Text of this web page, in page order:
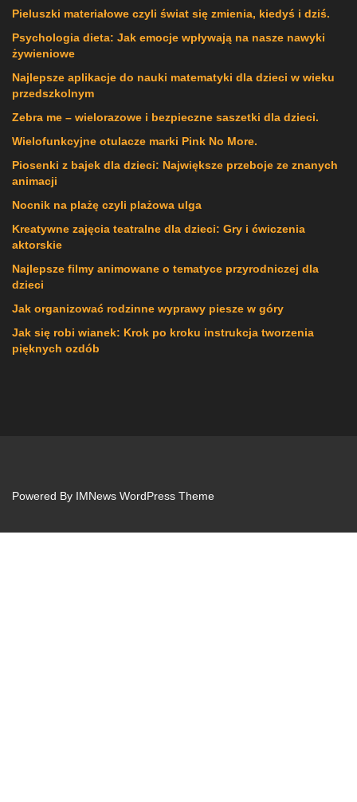
Pieluszki materiałowe czyli świat się zmienia, kiedyś i dziś.
Psychologia dieta: Jak emocje wpływają na nasze nawyki
żywieniowe
Najlepsze aplikacje do nauki matematyki dla dzieci w wieku
przedszkolnym
Zebra me – wielorazowe i bezpieczne saszetki dla dzieci.
Wielofunkcyjne otulacze marki Pink No More.
Piosenki z bajek dla dzieci: Największe przeboje ze znanych
animacji
Nocnik na plażę czyli plażowa ulga
Kreatywne zajęcia teatralne dla dzieci: Gry i ćwiczenia
aktorskie
Najlepsze filmy animowane o tematyce przyrodniczej dla
dzieci
Jak organizować rodzinne wyprawy piesze w góry
Jak się robi wianek: Krok po kroku instrukcja tworzenia
pięknych ozdób
Powered By IMNews WordPress Theme